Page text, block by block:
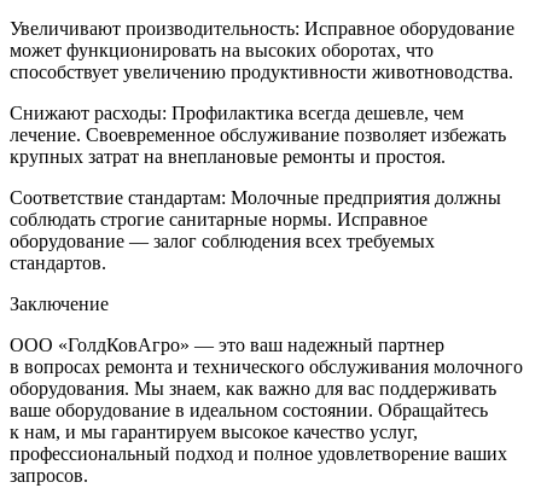
Увеличивают производительность: Исправное оборудование
может функционировать на высоких оборотах, что
способствует увеличению продуктивности животноводства.
Снижают расходы: Профилактика всегда дешевле, чем
лечение. Своевременное обслуживание позволяет избежать
крупных затрат на внеплановые ремонты и простоя.
Соответствие стандартам: Молочные предприятия должны
соблюдать строгие санитарные нормы. Исправное
оборудование — залог соблюдения всех требуемых
стандартов.
Заключение
ООО «ГолдКовАгро» — это ваш надежный партнер
в вопросах ремонта и технического обслуживания молочного
оборудования. Мы знаем, как важно для вас поддерживать
ваше оборудование в идеальном состоянии. Обращайтесь
к нам, и мы гарантируем высокое качество услуг,
профессиональный подход и полное удовлетворение ваших
запросов.